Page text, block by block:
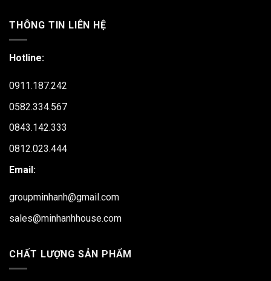
THÔNG TIN LIÊN HỆ
Hotline:
0911.187.242
0582.334.567
0843.142.333
0812.023.444
Email:
groupminhanh@gmail.com
sales@minhanhhouse.com
CHẤT LƯỢNG SẢN PHẨM